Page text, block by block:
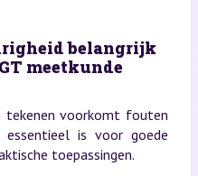
belangrijk
meetkunde
tekenen voorkomt fouten
is voor goede
toepassingen.